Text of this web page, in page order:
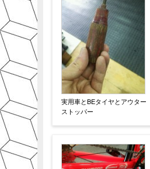
実用車とBEタイヤとアウター
ストッパー